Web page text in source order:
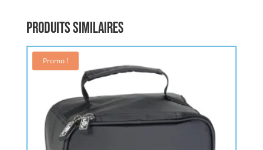
Produits similaires
Promo !